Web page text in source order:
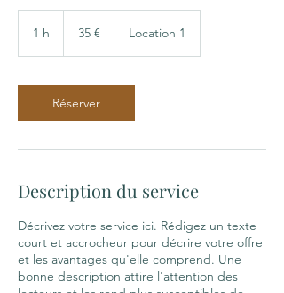
1 h 35 € Location 1
Réserver
Description du service
Décrivez votre service ici. Rédigez un texte
court et accrocheur pour décrire votre offre
et les avantages qu'elle comprend. Une
bonne description attire l'attention des